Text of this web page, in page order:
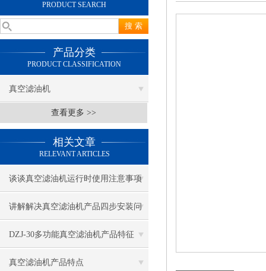
PRODUCT SEARCH
产品分类
PRODUCT CLASSIFICATION
真空滤油机
查看更多 >>
相关文章
RELEVANT ARTICLES
谈谈真空滤油机运行时使用注意事项
讲解解决真空滤油机产品四步安装问
题
DZJ-30多功能真空滤油机产品特征
真空滤油机产品特点